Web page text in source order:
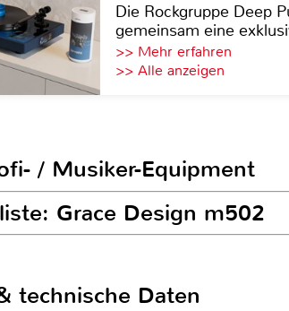
Die Rockgruppe Deep
gemeinsam eine
>> Mehr erfahren
>> Alle anzeigen
/ Musiker-Equipment
Grace Design m502
technische Daten